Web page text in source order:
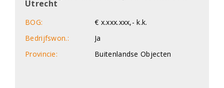
Utrecht
BOG:
€ x.xxx.xxx,- k.k.
Bedrijfswon.:
Ja
Provincie:
Buitenlandse Objecten